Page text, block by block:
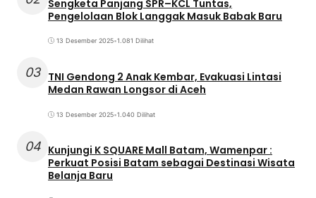
Sengketa Panjang SPR–KCL Tuntas,
Pengelolaan Blok Langgak Masuk Babak Baru
13 Desember 2025•1.081 Dilihat
03 TNI Gendong 2 Anak Kembar, Evakuasi Lintasi
Medan Rawan Longsor di Aceh
13 Desember 2025•1.040 Dilihat
04 Kunjungi K SQUARE Mall Batam, Wamenpar :
Perkuat Posisi Batam sebagai Destinasi Wisata
Belanja Baru